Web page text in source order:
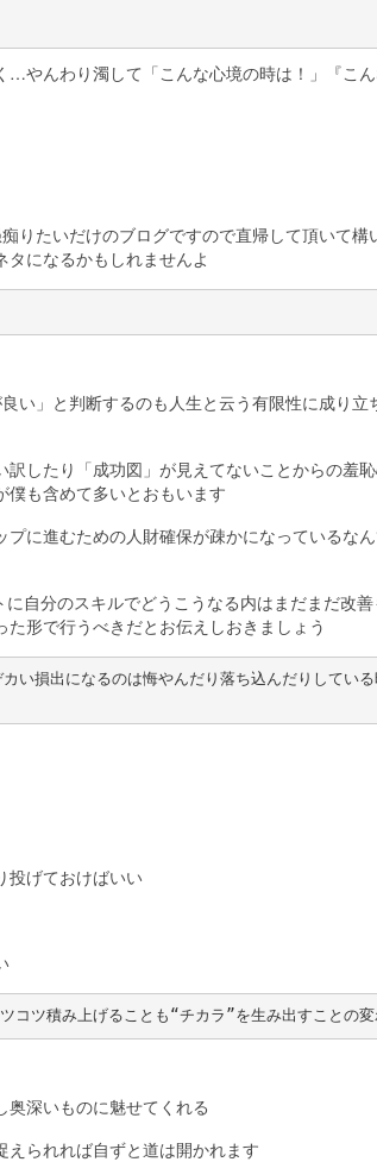
やんわり濁して「こんな心境の時は！」『こ
りたいだけのブログですので直帰して頂いて
になるかもしれませんよ
い」と判断するのも人生と云う有限性に成り立
したり「成功図」が見えてないことからの羞
も含めて多いとおもいます
に進むための人財確保が疎かになっているな
自分のスキルでどうこうなる内はまだまだ改
形で行うべきだとお伝えしおきましょう
い損出になるのは悔やんだり落ち込んだりしてい
投げておけばいい
コツ積み上げることも“チカラ”を生み出すことの
深いものに魅せてくれる
られれば自ずと道は開かれます